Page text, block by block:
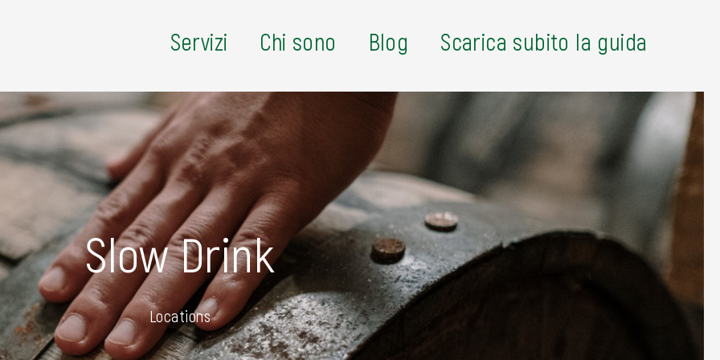
Servizi Chi sono Blog Scarica subito la guida
Slow Drink
Locations